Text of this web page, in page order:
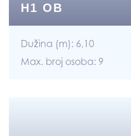
H1 OB
Dužina (m): 6,10
Max. broj osoba: 9